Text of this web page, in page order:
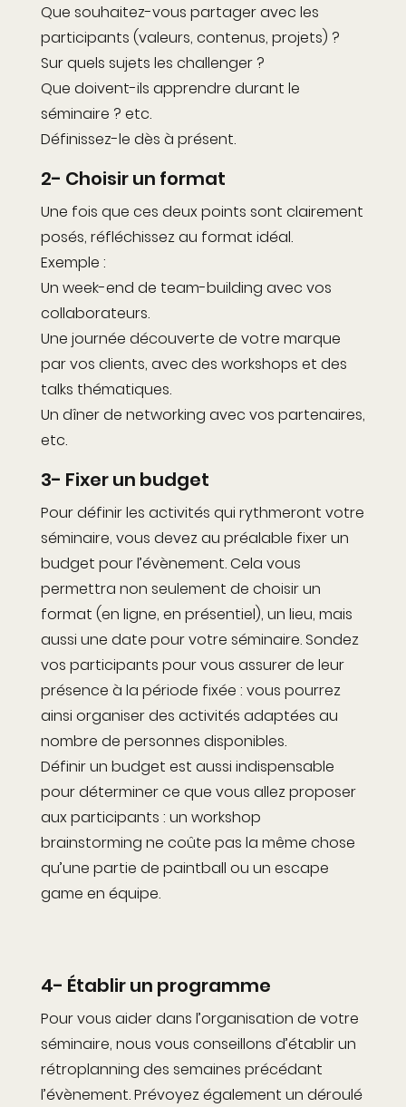
Que souhaitez-vous partager avec les
participants (valeurs, contenus, projets) ?
Sur quels sujets les challenger ?
Que doivent-ils apprendre durant le
séminaire ? etc.
Définissez-le dès à présent.
2- Choisir un format
Une fois que ces deux points sont clairement
posés, réfléchissez au format idéal.
Exemple :
Un week-end de team-building avec vos
collaborateurs.
Une journée découverte de votre marque
par vos clients, avec des workshops et des
talks thématiques.
Un dîner de networking avec vos partenaires,
etc.
3- Fixer un budget
Pour définir les activités qui rythmeront votre
séminaire, vous devez au préalable fixer un
budget pour l’évènement. Cela vous
permettra non seulement de choisir un
format (en ligne, en présentiel), un lieu, mais
aussi une date pour votre séminaire. Sondez
vos participants pour vous assurer de leur
présence à la période fixée : vous pourrez
ainsi organiser des activités adaptées au
nombre de personnes disponibles.
Définir un budget est aussi indispensable
pour déterminer ce que vous allez proposer
aux participants : un workshop
brainstorming ne coûte pas la même chose
qu’une partie de paintball ou un escape
game en équipe.
4- Établir un programme
Pour vous aider dans l’organisation de votre
séminaire, nous vous conseillons d’établir un
rétroplanning des semaines précédant
l’évènement. Prévoyez également un déroulé